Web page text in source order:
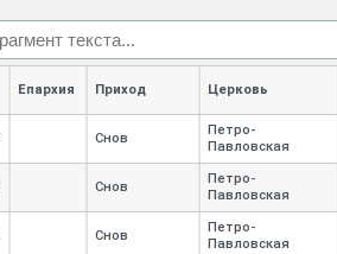
Епархия Приход Церковь
Снов
Петро-
Павловская
Снов
Петро-
Павловская
Снов
Петро-
Павловская